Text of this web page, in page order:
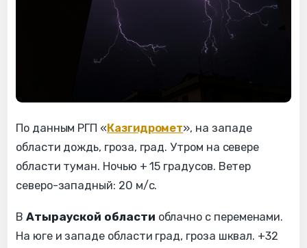
По данным РГП «Казгидромет», на западе
области дождь, гроза, град. Утром на севере
области туман. Ночью + 15 градусов. Ветер
северо-западный: 20 м/с.
В Атырауской области облачно с переменами.
На юге и западе области град, гроза шквал. +32